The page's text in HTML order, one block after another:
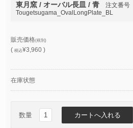
東月窯 / オーバル長皿 / 青
注文番号
Tougetsugama_OvalLongPlate_BL
販売価格(税別)
(税込¥3,960 )
在庫状態
数量